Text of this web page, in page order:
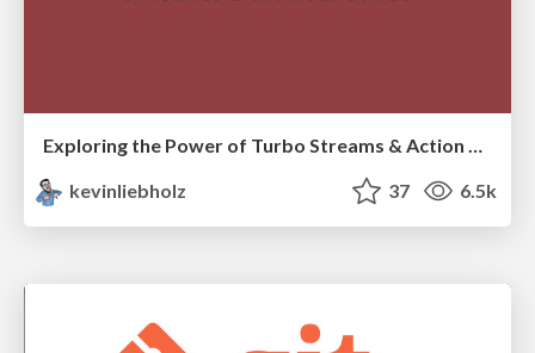
Exploring the Power of Turbo Streams & Action Cable | RailsConf2023
kevinliebholz
37 6.5k